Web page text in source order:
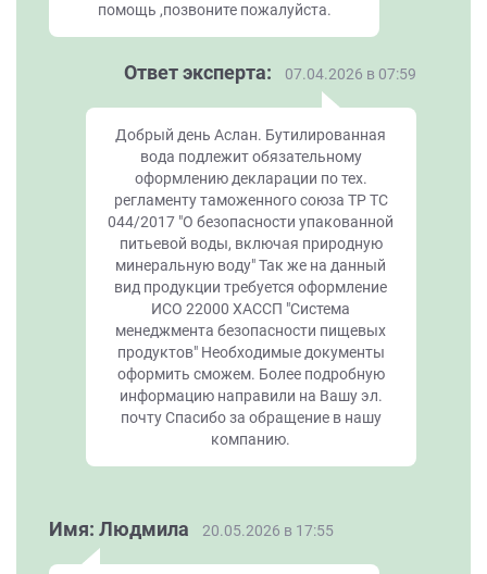
помощь ,позвоните пожалуйста.
Ответ эксперта: 07.04.2026 в 07:59
Добрый день Аслан. Бутилированная
вода подлежит обязательному
оформлению декларации по тех.
регламенту таможенного союза ТР ТС
044/2017 "О безопасности упакованной
питьевой воды, включая природную
минеральную воду" Так же на данный
вид продукции требуется оформление
ИСО 22000 ХАССП "Система
менеджмента безопасности пищевых
продуктов" Необходимые документы
оформить сможем. Более подробную
информацию направили на Вашу эл.
почту Спасибо за обращение в нашу
компанию.
Имя: Людмила 20.05.2026 в 17:55